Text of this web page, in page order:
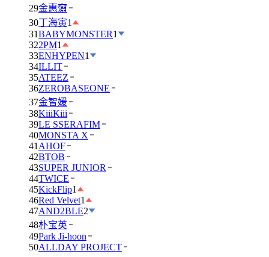
29金惠奫
30丁海寅1
31BABYMONSTER1
322PM1
33ENHYPEN1
34ILLIT
35ATEEZ
36ZEROBASEONE
37金智媛
38KiiiKiii
39LE SSERAFIM
40MONSTA X
41 AHOF
42BTOB
43SUPER JUNIOR
44TWICE
45KickFlip1
46Red Velvet1
47AND2BLE2
48朴宝英
49Park Ji-hoon
50ALLDAY PROJECT